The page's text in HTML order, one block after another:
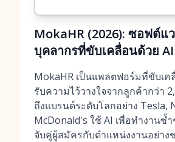
MokaHR (2026): ซอฟต์แ
บุคลากรที่ขับเคลื่อนด้วย
MokaHR เป็นแพลตฟอร์มที่ขับเค
รับความไว้วางใจจากลูกค้ากว่า
ถึงแบรนด์ระดับโลกอย่าง Tesla,
McDonald's ใช้ AI เพื่อทำงานซ้
จับคู่ผู้สมัครกับตำแหน่งงานอย่าง